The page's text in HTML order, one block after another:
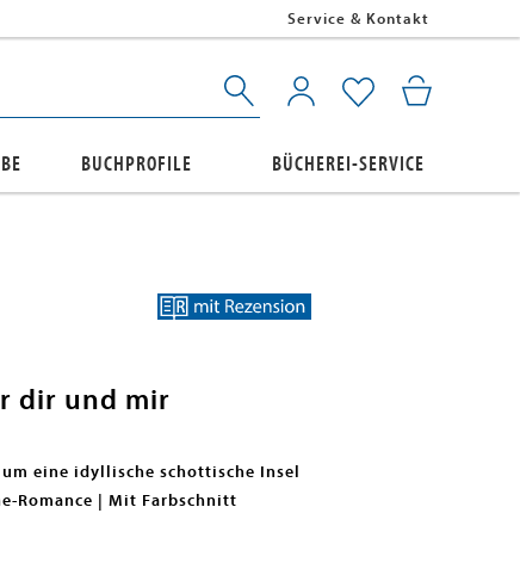
Service & Kontakt
BUCHPROFILE BÜCHEREI-SERVICE
dir und mir
eine idyllische schottische Insel
Romance | Mit Farbschnitt